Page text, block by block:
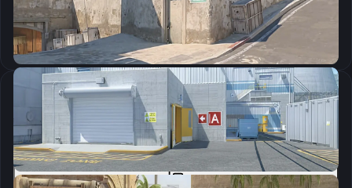
Скопировать
Параметры запуска